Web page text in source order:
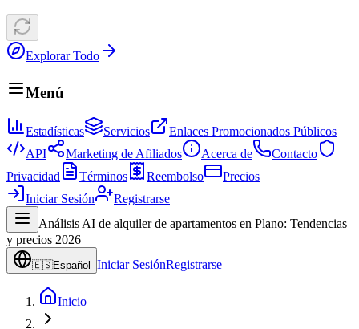
Explorar Todo
Menú
Estadísticas Servicios
Enlaces Promocionados Públicos
API
Marketing de Afiliados Acerca de
Contacto
Privacidad
Términos Reembolso
Precios
Iniciar Sesión
Registrarse
Análisis AI de alquiler de apartamentos en Plano: Tendencias
y precios 2026
🇪🇸Español Iniciar SesiónRegistrarse
Inicio